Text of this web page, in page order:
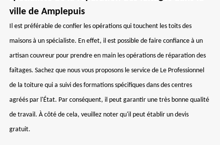
ville de Amplepuis
Il est préférable de confier les opérations qui touchent les toits des
maisons à un spécialiste. En effet, il est possible de faire confiance à un
artisan couvreur pour prendre en main les opérations de réparation des
faîtages. Sachez que nous vous proposons le service de Le Professionnel
de la toiture qui a suivi des formations spécifiques dans des centres
agréés par l'État. Par conséquent, il peut garantir une très bonne qualité
de travail. À côté de cela, veuillez noter qu'il peut établir un devis
gratuit.